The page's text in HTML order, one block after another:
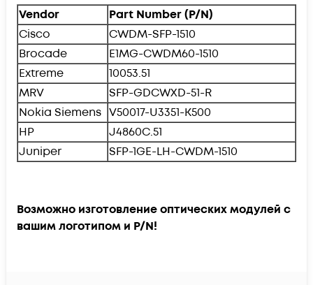
Vendor
Part Number (P/N)
Cisco
CWDM-SFP-1510
Brocade
E1MG-CWDM60-1510
Extreme
10053.51
MRV
SFP-GDCWXD-51-R
Nokia Siemens V50017-U3351-K500
HP
J4860C.51
Juniper
SFP-1GE-LH-CWDM-1510
Возможно изготовление оптических модулей с
вашим логотипом и P/N!